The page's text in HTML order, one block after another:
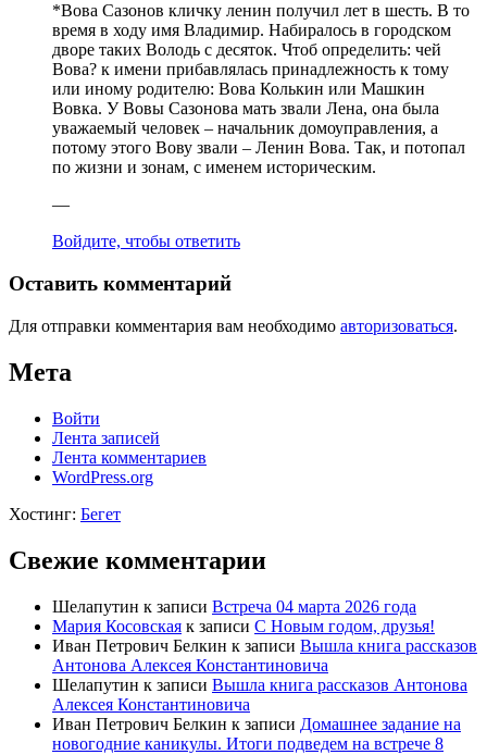
*Вова Сазонов кличку ленин получил лет в шесть. В то
время в ходу имя Владимир. Набиралось в городском
дворе таких Володь с десяток. Чтоб определить: чей
Вова? к имени прибавлялась принадлежность к тому
или иному родителю: Вова Колькин или Машкин
Вовка. У Вовы Сазонова мать звали Лена, она была
уважаемый человек – начальник домоуправления, а
потому этого Вову звали – Ленин Вова. Так, и потопал
по жизни и зонам, с именем историческим.
—
Войдите, чтобы ответить
Оставить комментарий
Для отправки комментария вам необходимо авторизоваться.
Мета
Войти
Лента записей
Лента комментариев
WordPress.org
Хостинг: Бегет
Свежие комментарии
Шелапутин к записи Встреча 04 марта 2026 года
Мария Косовская к записи С Новым годом, друзья!
Иван Петрович Белкин к записи Вышла книга рассказов
Антонова Алексея Константиновича
Шелапутин к записи Вышла книга рассказов Антонова
Алексея Константиновича
Иван Петрович Белкин к записи Домашнее задание на
новогодние каникулы. Итоги подведем на встрече 8